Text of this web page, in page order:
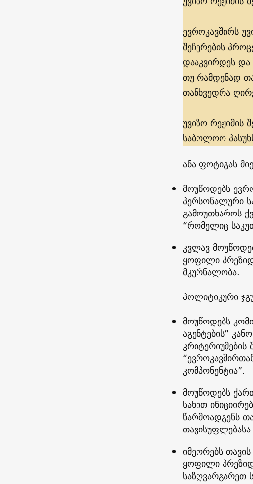
ევროკავშირს
შეჩერების
დააკვირდეს და
თუ რამდენად
თანხვედრა
უვიზო რეჟიმის
საბოლოო
ანა ფოტიგას
მოუწოდებს
პერსონალური
გამოუთხაროს
“რომელიც
კვლავ
ყოფილი
მკურნალობა.
პოლიტიკური
მოუწოდებს
აგენტების”
კომპონენტია”.
მოუწოდებს
სახით
წარმოადგენს
იმეორებს
ყოფილი
საზღვარგარეთ